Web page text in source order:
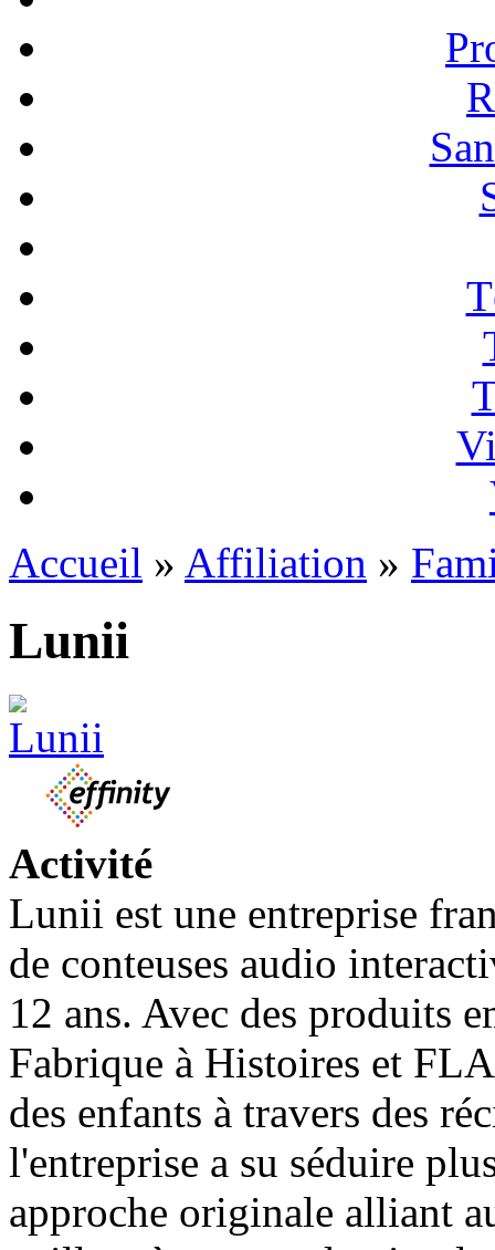
Accueil » Affiliation »
Lunii
Activité
Lunii est une entreprise
de conteuses audio
12 ans. Avec des produits
Fabrique à Histoires et
des enfants à travers des
l'entreprise a su séduire
approche originale alliant